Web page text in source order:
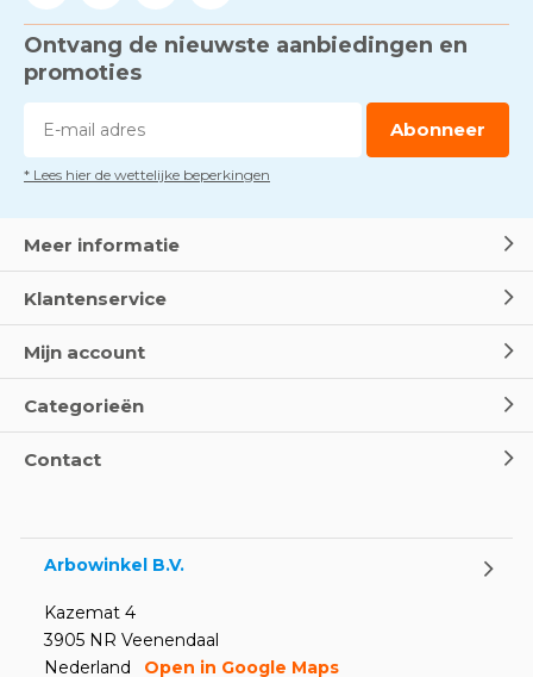
Ontvang de nieuwste aanbiedingen en
promoties
Abonneer
* Lees hier de wettelijke beperkingen
Meer informatie
Klantenservice
Mijn account
Categorieën
Contact
Arbowinkel B.V.
Kazemat 4
3905 NR Veenendaal
Nederland
Open in Google Maps